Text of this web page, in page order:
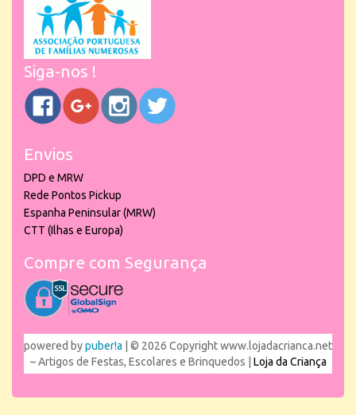
Siga-nos !
Envios
DPD e MRW
Rede Pontos Pickup
Espanha Peninsular (MRW)
CTT (Ilhas e Europa)
Compre com Segurança
powered bypuber!a | © 2026 Copyright www.lojadacrianca.net
– Artigos de Festas, Escolares e Brinquedos | Loja da Criança